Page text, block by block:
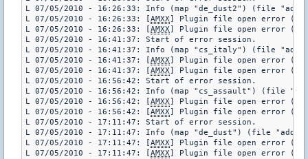
L 07/05/2010 - 16:26:33: Info (map "de_dust2") (file
L 07/05/2010 - 16:26:33: [ AMXX ] Plugin file open error
L 07/05/2010 - 16:26:33: [ AMXX ] Plugin file open error
L 07/05/2010 - 16:41:37: Start of error session.
L 07/05/2010 - 16:41:37: Info (map "cs_italy") (file
L 07/05/2010 - 16:41:37: [ AMXX ] Plugin file open error
L 07/05/2010 - 16:41:37: [ AMXX ] Plugin file open error
L 07/05/2010 - 16:56:42: Start of error session.
L 07/05/2010 - 16:56:42: Info (map "cs_assault") (file
L 07/05/2010 - 16:56:42: [ AMXX ] Plugin file open error
L 07/05/2010 - 16:56:42: [ AMXX ] Plugin file open error
L 07/05/2010 - 17:11:47: Start of error session.
L 07/05/2010 - 17:11:47: Info (map "de_dust") (file
L 07/05/2010 - 17:11:47: [ AMXX ] Plugin file open error
L 07/05/2010 - 17:11:47: [ AMXX ] Plugin file open error